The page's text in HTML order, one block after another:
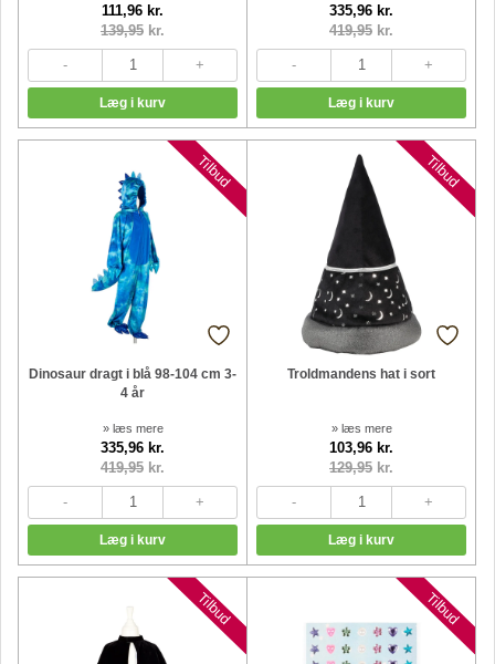
111,96 kr.
139,95 kr.
335,96 kr.
419,95 kr.
Dinosaur dragt i blå 98-104 cm 3-
4 år
» læs mere
335,96 kr.
419,95 kr.
Tilbud
Troldmandens hat i sort
» læs mere
103,96 kr.
129,95 kr.
Tilbud
Tilbud Tilbud